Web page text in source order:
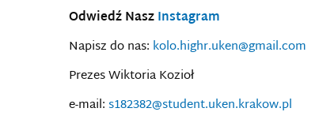
Odwiedź NaszInstagram
Napisz do nas: kolo.highr.uken@gmail.com
Prezes Wiktoria Kozioł
e-mail: s182382@student.uken.krakow.pl